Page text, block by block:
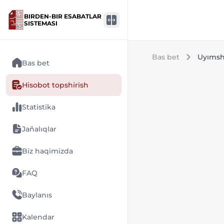
BIRDEN-BIR ESABATLAR
SISTEMASI
Bas bet
Hisobot topshirish
Statistika
Jañalıqlar
Biz haqimizda
FAQ
Baylanıs
Kalendar
Bas bet